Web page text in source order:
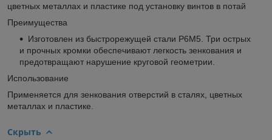
цветных металлах и пластике под установку винтов в потай
Преимущества
Изготовлен из быстрорежущей стали Р6М5. Три острых
и прочных кромки обеспечивают легкость зенкования и
предотвращают нарушение круговой геометрии.
Использование
Применяется для зенкования отверстий в сталях, цветных
металлах и пластике.
Скрыть